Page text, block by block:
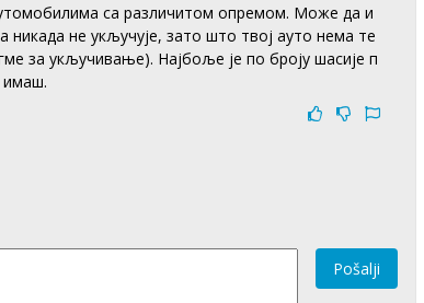
са различитом опремом. Може да и
никада не укључује, зато што твој ауто нема те
за укључивање). Најбоље је по броју шасије п
имаш.
Pošalji